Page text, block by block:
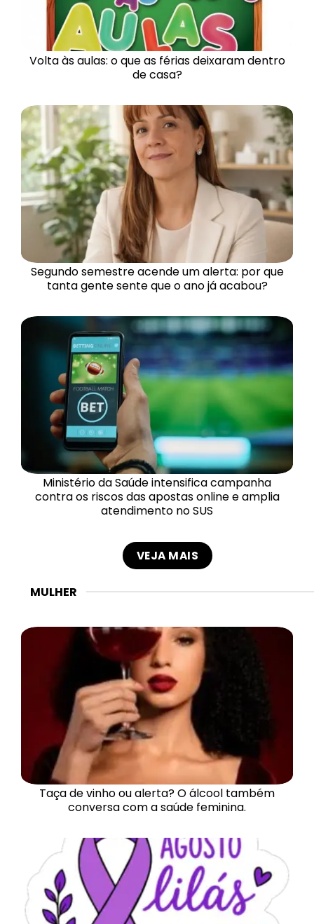
Volta às aulas: o que as férias deixaram dentro
de casa?
Segundo semestre acende um alerta: por que
tanta gente sente que o ano já acabou?
Ministério da Saúde intensifica campanha
contra os riscos das apostas online e amplia
atendimento no SUS
VEJA MAIS
MULHER
Taça de vinho ou alerta? O álcool também
conversa com a saúde feminina.